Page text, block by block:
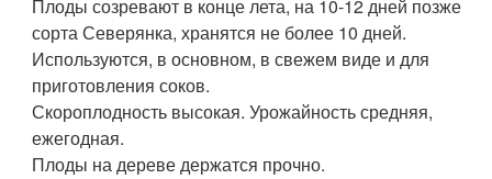
Плоды созревают в конце лета, на 10-12 дней позже
сорта Северянка, хранятся не более 10 дней.
Используются, в основном, в свежем виде и для
приготовления соков.
Скороплодность высокая. Урожайность средняя,
ежегодная.
Плоды на дереве держатся прочно.